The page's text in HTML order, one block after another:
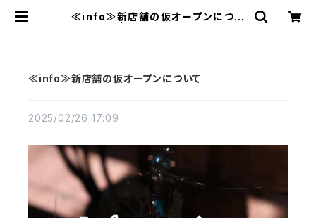
≪info≫新店舗の仮オープンについ
≪info≫新店舗の仮オープンについて
2025/02/26 17:09